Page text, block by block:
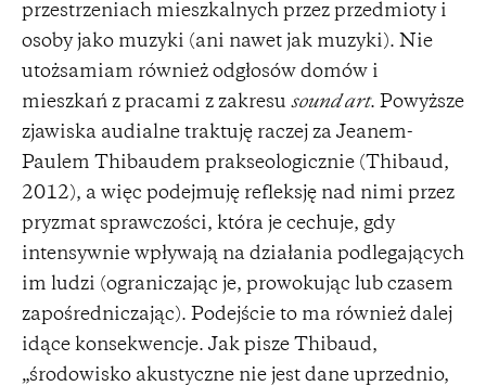
przestrzeniach mieszkalnych przez przedmioty i
osoby jako muzyki (ani nawet jak muzyki). Nie
utożsamiam również odgłosów domów i
mieszkań z pracami z zakresu sound art. Powyższe
zjawiska audialne traktuję raczej za Jeanem-
Paulem Thibaudem prakseologicznie (Thibaud,
2012), a więc podejmuję refleksję nad nimi przez
pryzmat sprawczości, która je cechuje, gdy
intensywnie wpływają na działania podlegających
im ludzi (ograniczając je, prowokując lub czasem
zapośredniczając). Podejście to ma również dalej
idące konsekwencje. Jak pisze Thibaud,
„środowisko akustyczne nie jest dane uprzednio,